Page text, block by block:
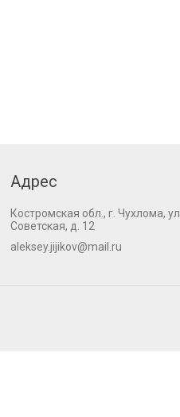
Адрес
Костромская обл., г. Чухлома, ул.
Советская, д. 12
aleksey.jijikov@mail.ru